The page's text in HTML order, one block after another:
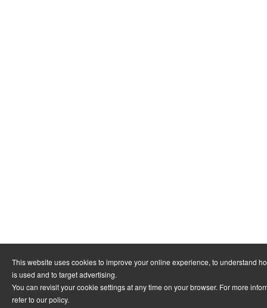
This website uses cookies to improve your online experience, to understand
is used and to target advertising.
You can revisit your cookie settings at any time on your browser. For more
refer to our policy.